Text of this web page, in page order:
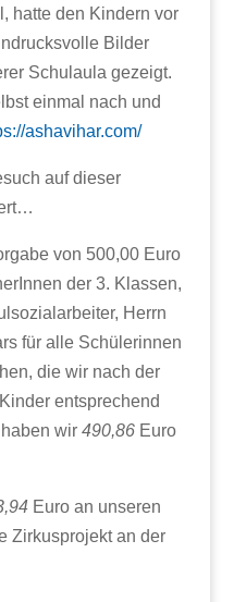
hatte den Kindern vor
Bilder
Schulaula gezeigt.
einmal nach und
ashavihar.com/
auf dieser
von 500,00 Euro
der 3. Klassen,
Herrn
für alle Schülerinnen
die wir nach der
entsprechend
wir 490,86Euro
Euro an unseren
Zirkusprojekt an der